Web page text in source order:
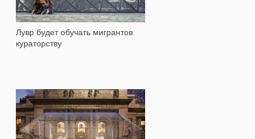
Лувр будет обучать мигрантов
кураторству
544